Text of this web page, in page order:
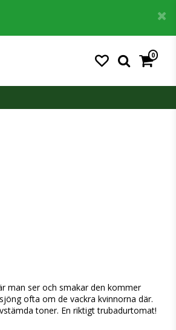
0
man ser och smakar den kommer
ofta om de vackra kvinnorna där.
toner. En riktigt trubadurtomat!